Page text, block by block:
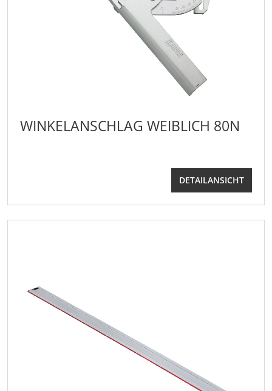
WINKELANSCHLAG WEIBLICH 80N
DETAILANSICHT